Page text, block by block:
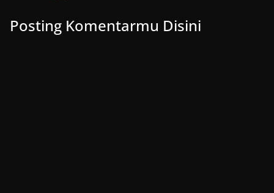
Posting Komentarmu Disini